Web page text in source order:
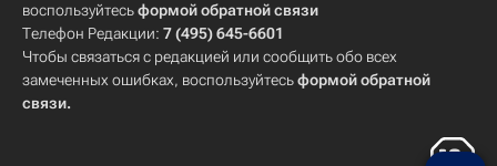
воспользуйтесьформой обратной связи
Телефон Редакции: 7 (495) 645-6601
Чтобы связаться с редакцией или сообщить обо всех
замеченных ошибках, воспользуйтесьформой обратной
связи.